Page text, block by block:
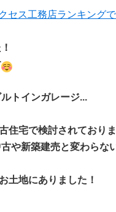
セス工務店ランキング
トインガレージ...
住宅で検討されており
や新築建売と変わらな
土地にありました！